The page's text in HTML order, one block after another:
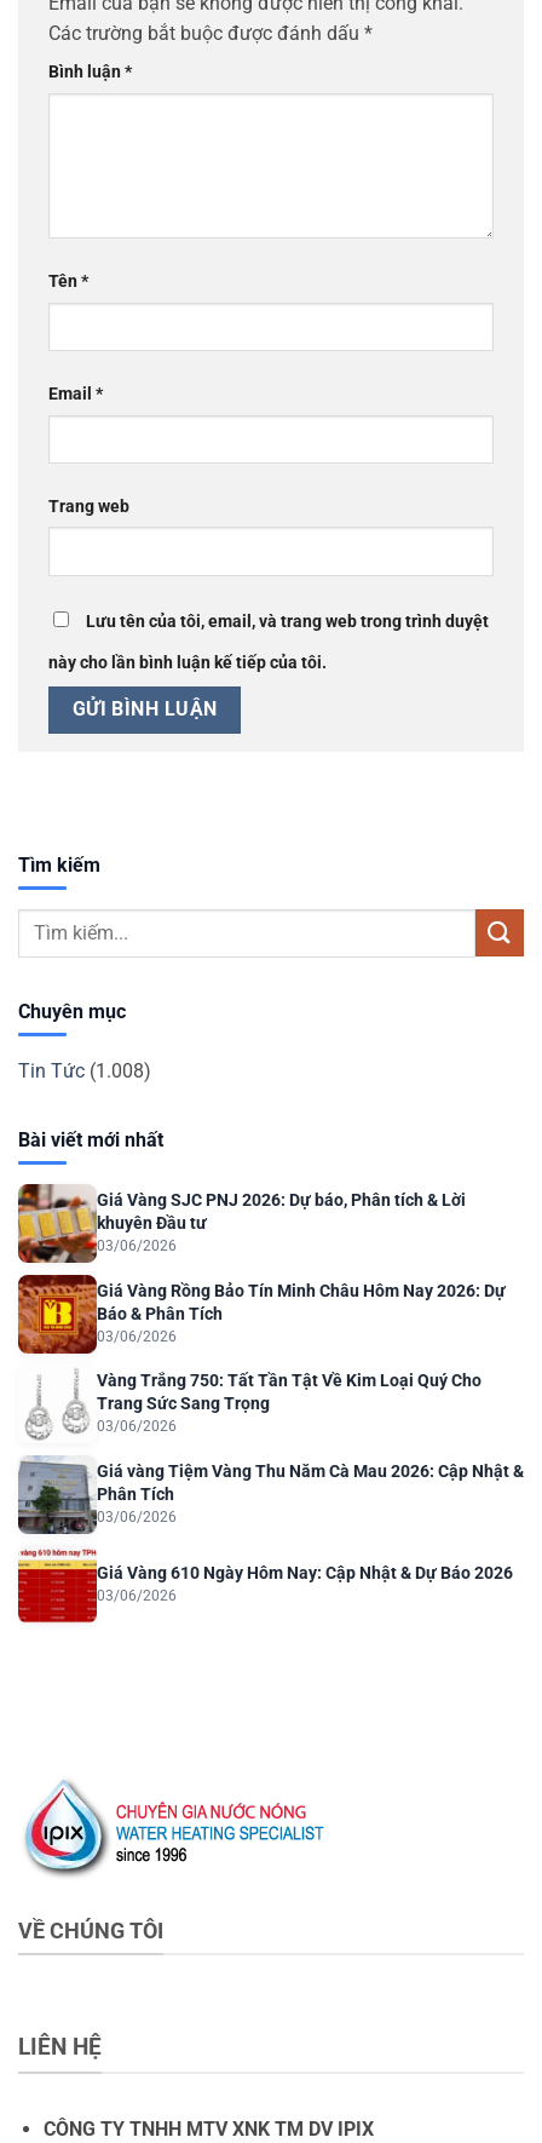
Các trường bắt buộc được đánh dấu *
Bình luận*
Tên*
Email *
Trang web
Lưu tên của tôi, email, và trang web trong trình duyệt
này cho lần bình luận kế tiếp của tôi.
Tìm kiếm
Chuyên mục
Tin Tức (1.008)
Bài viết mới nhất
Giá Vàng SJC PNJ 2026: Dự báo, Phân tích & Lời
khuyên Đầu tư
03/06/2026
Giá Vàng Rồng Bảo Tín Minh Châu Hôm Nay 2026: Dự
Báo & Phân Tích
03/06/2026
Vàng Trắng 750: Tất Tần Tật Về Kim Loại Quý Cho
Trang Sức Sang Trọng
03/06/2026
Giá vàng Tiệm Vàng Thu Năm Cà Mau 2026: Cập Nhật &
Phân Tích
03/06/2026
Giá Vàng 610 Ngày Hôm Nay: Cập Nhật & Dự Báo 2026
03/06/2026
VỀ CHÚNG TÔI
LIÊN HỆ
CÔNG TY TNHH MTV XNK TM DV IPIX